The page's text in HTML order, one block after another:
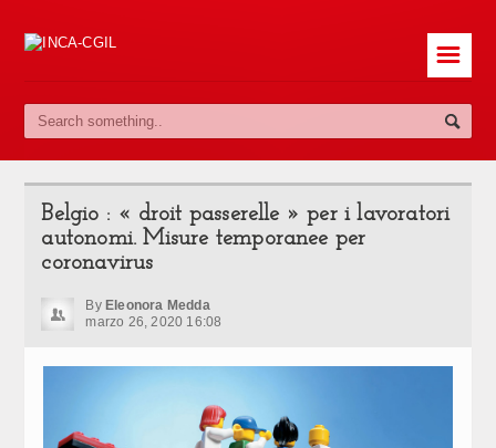
☰
Belgio : « droit passerelle » per i lavoratori
autonomi. Misure temporanee per
coronavirus
By Eleonora Medda
marzo 26, 2020 16:08